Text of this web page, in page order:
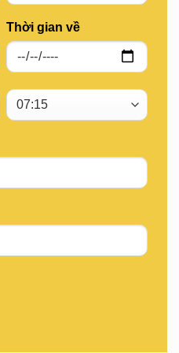
Thời gian về